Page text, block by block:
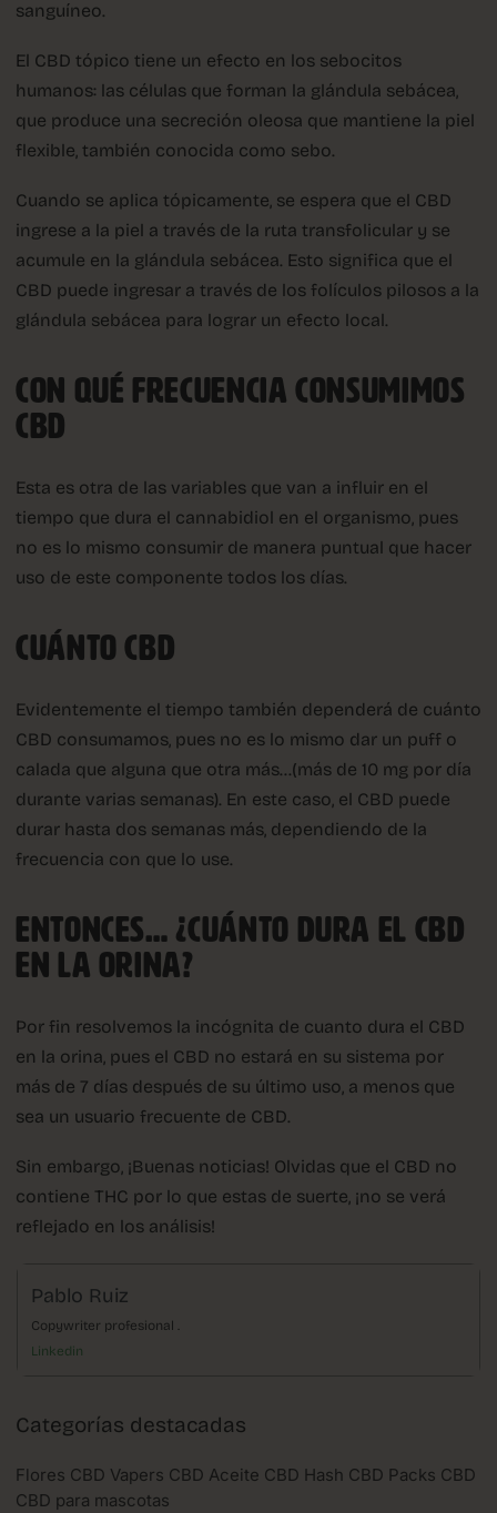
sanguíneo.
El CBD tópico tiene un efecto en los sebocitos
humanos: las células que forman la glándula sebácea,
que produce una secreción oleosa que mantiene la piel
flexible, también conocida como sebo.
Cuando se aplica tópicamente, se espera que el CBD
ingrese a la piel a través de la ruta transfolicular y se
acumule en la glándula sebácea. Esto significa que el
CBD puede ingresar a través de los folículos pilosos a la
glándula sebácea para lograr un efecto local.
CON QUÉ FRECUENCIA CONSUMIMOS
CBD
Esta es otra de las variables que van a influir en el
tiempo que dura el cannabidiol en el organismo, pues
no es lo mismo consumir de manera puntual que hacer
uso de este componente todos los días.
CUÁNTO CBD
Evidentemente el tiempo también dependerá de cuánto
CBD consumamos, pues no es lo mismo dar un puff o
calada que alguna que otra más…(más de 10 mg por día
durante varias semanas). En este caso, el CBD puede
durar hasta dos semanas más, dependiendo de la
frecuencia con que lo use.
ENTONCES… ¿CUÁNTO DURA EL CBD
EN LA ORINA?
Por fin resolvemos la incógnita de cuanto dura el CBD
en la orina, pues el CBD no estará en su sistema por
más de 7 días después de su último uso, a menos que
sea un usuario frecuente de CBD.
Sin embargo, ¡Buenas noticias! Olvidas que el CBD no
contiene THC por lo que estas de suerte, ¡no se verá
reflejado en los análisis!
Pablo Ruiz
Copywriter profesional .
Linkedin
Categorías destacadas
Flores CBD Vapers CBD Aceite CBD Hash CBD Packs CBD
CBD para mascotas